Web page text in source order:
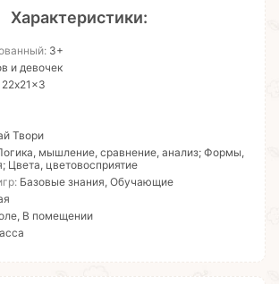
Характеристики:
3+
и девочек
22x21x3
Твори
мышление, сравнение, анализ; Формы,
Цвета, цветовосприятие
Базовые знания, Обучающие
В помещении